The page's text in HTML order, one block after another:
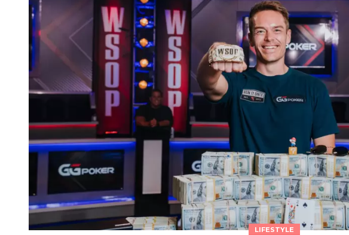
LIFESTYLE